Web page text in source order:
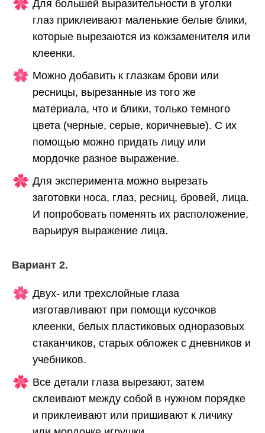
Для большей выразительности в уголки
глаз приклеивают маленькие белые блики,
которые вырезаются из кожзаменителя или
клеенки.
Можно добавить к глазкам брови или
ресницы, вырезанные из того же
материала, что и блики, только темного
цвета (черные, серые, коричневые). С их
помощью можно придать лицу или
мордочке разное выражение.
Для эксперимента можно вырезать
заготовки носа, глаз, ресниц, бровей, лица.
И попробовать поменять их расположение,
варьируя выражение лица.
Вариант 2.
Двух- или трехслойные глаза
изготавливают при помощи кусочков
клеенки, белых пластиковых одноразовых
стаканчиков, старых обложек с дневников и
учебников.
Все детали глаза вырезают, затем
склеивают между собой в нужном порядке
и приклеивают или пришивают к личику